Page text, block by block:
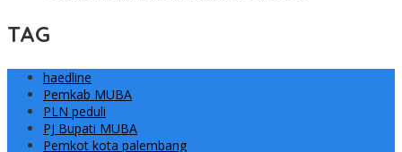
TAG
haedline
Pemkab MUBA
PLN peduli
PJ Bupati MUBA
Pemkot kota palembang